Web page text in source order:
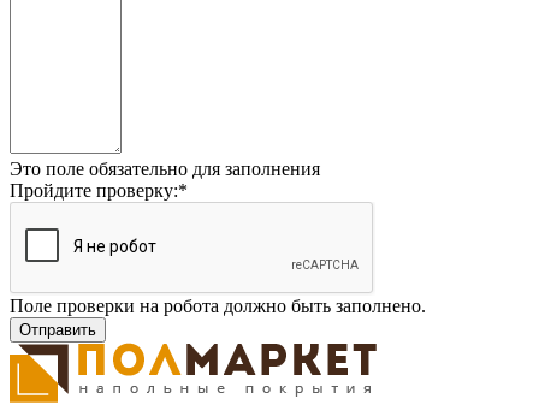
Это поле обязательно для заполнения
Пройдите проверку:*
Поле проверки на робота должно быть заполнено.